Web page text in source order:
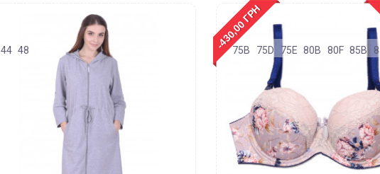
44 48 -430,00 ГРН
75B 75D 75E 80B 80F 85B